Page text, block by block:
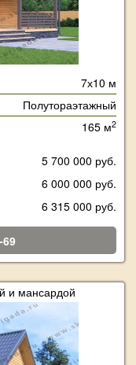
7х10 м
Полутораэтажный
165 м2
5 700 000 руб.
6 000 000 руб.
6 315 000 руб.
и мансардой